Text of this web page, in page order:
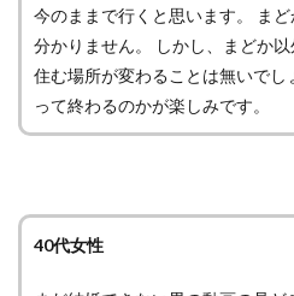
今のままで行くと思います。 ま
分かりません。 しかし、まどか以
住む場所が変わることは無いでし
って終わるのかが楽しみです。
40代女性